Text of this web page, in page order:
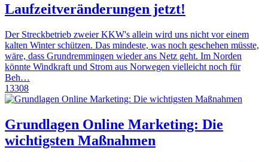
Laufzeitveränderungen jetzt!
Der Streckbetrieb zweier KKW's allein wird uns nicht vor einem
kalten Winter schützen. Das mindeste, was noch geschehen müsste,
wäre, dass Grundremmingen wieder ans Netz geht. Im Norden
könnte Windkraft und Strom aus Norwegen vielleicht noch für
Beh…
13308
Grundlagen Online Marketing: Die
wichtigsten Maßnahmen